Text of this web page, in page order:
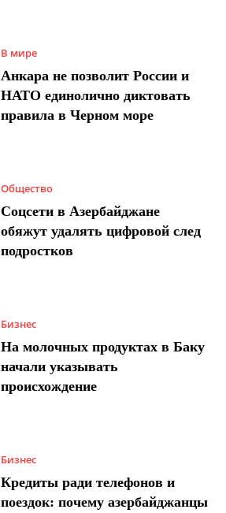
В мире
Анкара не позволит России и
НАТО единолично диктовать
правила в Черном море
Общество
Соцсети в Азербайджане
обяжут удалять цифровой след
подростков
Бизнес
На молочных продуктах в Баку
начали указывать
происхождение
Бизнес
Кредиты ради телефонов и
поездок: почему азербайджанцы